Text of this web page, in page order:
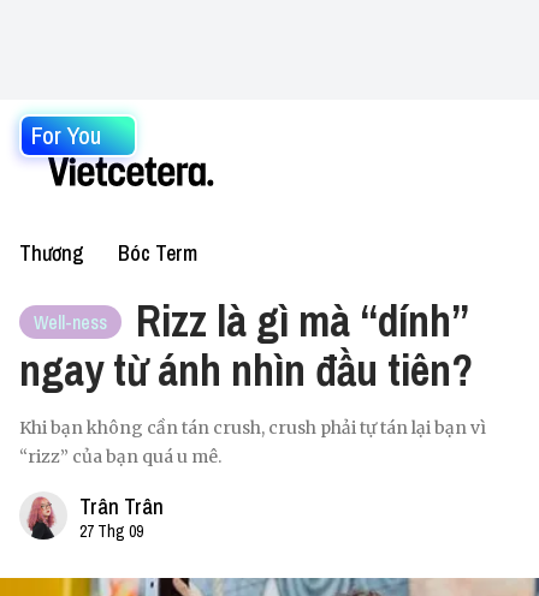
For You
Thương Bóc Term
Well-ness
Rizz là gì mà “dính”
ngay từ ánh nhìn đầu tiên?
Khi bạn không cần tán crush, crush phải tự tán lại bạn vì
“rizz” của bạn quá u mê.
Trân Trân
27 Thg 09